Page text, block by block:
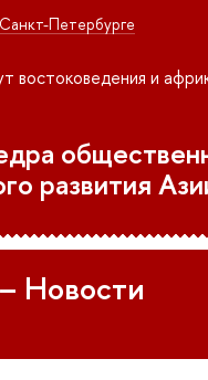
Петербурге
востоковедения и
развития
Новости